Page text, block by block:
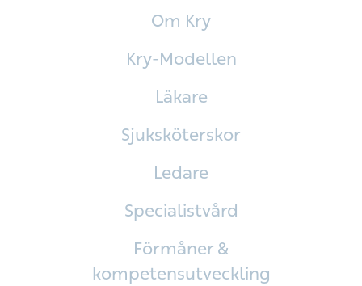
Om Kry
Kry-Modellen
Läkare
Sjuksköterskor
Ledare
Specialistvård
Förmåner &
kompetensutveckling